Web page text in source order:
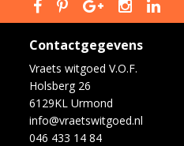
Contactgegevens
Vraets witgoed V.O.F.
Holsberg 26
6129KL Urmond
info@vraetswitgoed.nl
046 433 14 84